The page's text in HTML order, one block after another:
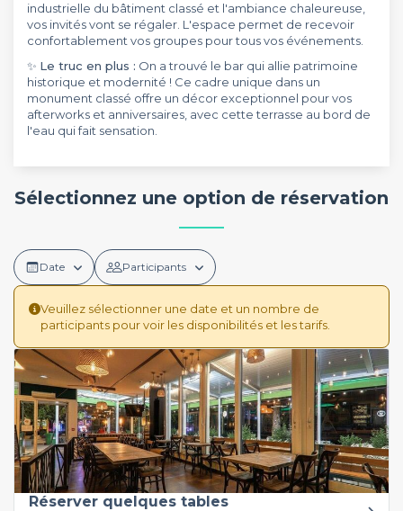
industrielle du bâtiment classé et l'ambiance chaleureuse,
vos invités vont se régaler. L'espace permet de recevoir
confortablement vos groupes pour tous vos événements.
✨ Le truc en plus : On a trouvé le bar qui allie patrimoine
historique et modernité ! Ce cadre unique dans un
monument classé offre un décor exceptionnel pour vos
afterworks et anniversaires, avec cette terrasse au bord de
l'eau qui fait sensation.
Sélectionnez une option de réservation
Date Participants
Veuillez sélectionner une date et un nombre de
participants pour voir les disponibilités et les tarifs.
Réserver quelques tables